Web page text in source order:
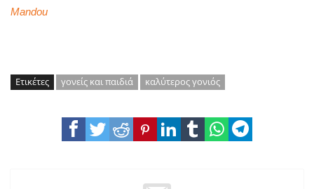
Mandou
Ετικέτες γονείς και παιδιά καλύτερος γονιός